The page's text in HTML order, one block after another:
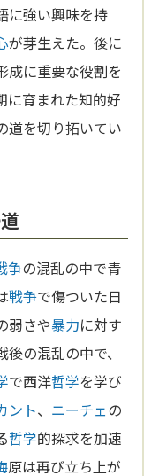
に強い興味を持
が芽生えた。後に
成に重要な役割を
に育まれた知的好
道を切り拓いてい
争の混乱の中で青
戦争で傷ついた日
弱さや暴力に対す
の混乱の中で、
で西洋哲学を学び
ント、 ニーチェの
哲学的探求を加速
原は再び立ち上が